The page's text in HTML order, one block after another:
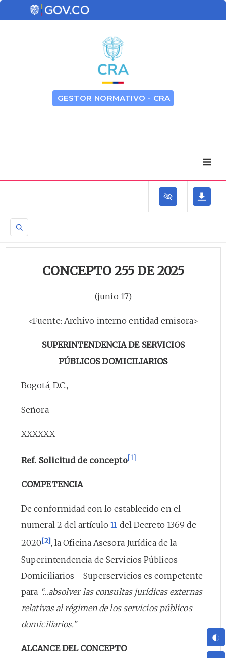
GESTOR NORMATIVO - CRA
CONCEPTO 255 DE 2025
(junio 17)
<Fuente: Archivo interno entidad emisora>
SUPERINTENDENCIA DE SERVICIOS
PÚBLICOS DOMICILIARIOS
Bogotá, D.C.,
Señora
XXXXXX
Ref. Solicitud de concepto[1]
COMPETENCIA
De conformidad con lo establecido en el
numeral 2 del artículo11 del Decreto 1369 de
2020[2], la Oficina Asesora Jurídica de la
Superintendencia de Servicios Públicos
Domiciliarios - Superservicios es competente
para “…absolver las consultas jurídicas externas
relativas al régimen de los servicios públicos
domiciliarios.”
ALCANCE DEL CONCEPTO